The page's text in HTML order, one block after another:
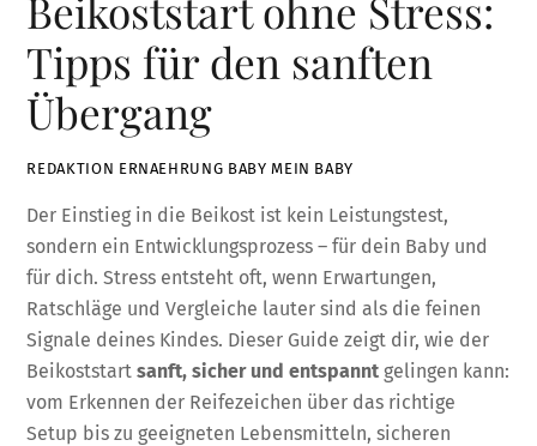
Beikoststart ohne Stress:
Tipps für den sanften
Übergang
REDAKTION ERNAEHRUNG BABY MEIN BABY
Der Einstieg in die Beikost ist kein Leistungstest,
sondern ein Entwicklungsprozess – für dein Baby und
für dich. Stress entsteht oft, wenn Erwartungen,
Ratschläge und Vergleiche lauter sind als die feinen
Signale deines Kindes. Dieser Guide zeigt dir, wie der
Beikoststartsanft, sicher und entspannt gelingen kann:
vom Erkennen der Reifezeichen über das richtige
Setup bis zu geeigneten Lebensmitteln, sicheren